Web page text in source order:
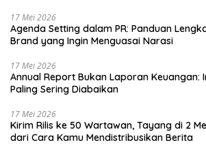
17 Mei 2026
Agenda Setting dalam PR: Panduan
Brand yang Ingin Menguasai Narasi
17 Mei 2026
Annual Report Bukan Laporan Keuangan:
Paling Sering Diabaikan
17 Mei 2026
Kirim Rilis ke 50 Wartawan, Tayang di 2
dari Cara Kamu Mendistribusikan Berita